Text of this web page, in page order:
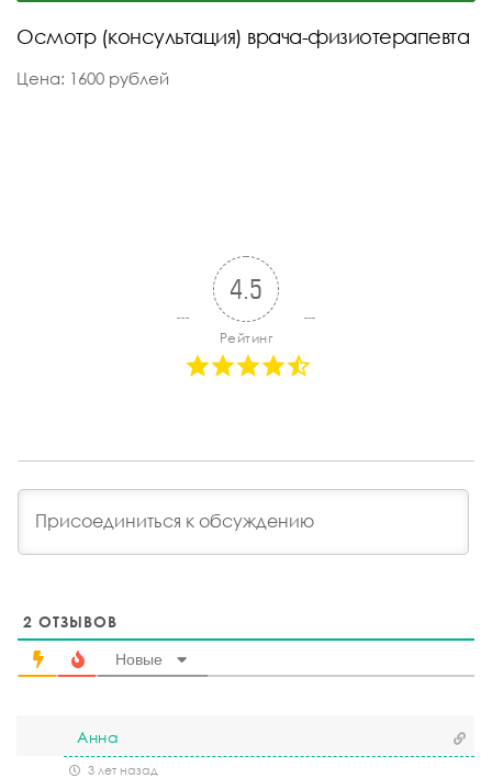
Осмотр (консультация) врача-физиотерапевта
Цена: 1600 рублей
4.5
Рейтинг
2 ОТЗЫВОВ
Новые
Анна
3 лет назад